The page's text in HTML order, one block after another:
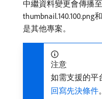
中繼資料變更會傳播
thumbnail.140.100.png
是其他專案。
注意
如需支援的平
回寫先決條件。